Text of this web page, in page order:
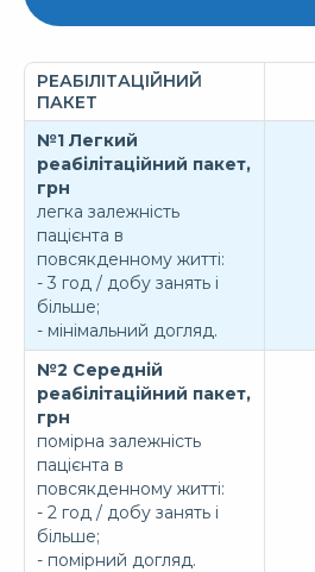
РЕАБІЛІТАЦІЙНИЙ
ПАКЕТ
№1 Легкий
реабілітаційний пакет,
грн
легка залежність
пацієнта в
повсякденному житті:
- 3 год / добу занять і
більше;
- мінімальний догляд.
№2 Середній
реабілітаційний пакет,
грн
помірна залежність
пацієнта в
повсякденному житті:
- 2 год / добу занять і
більше;
- помірний догляд.